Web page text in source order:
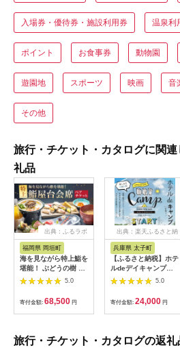
入場券・優待券・施設利用券 温泉利
ポイント お食事券 動物園
遊園地 スポーツ 映画 音
その他
旅行・チケット・カタログに関
礼品
出典：ふるラボ
福岡県 岡垣町
海を見ながら特上鮨を
堪能！ ぶどうの樹 鮨
屋台ペア お食事券 海
鮮 海 屋台 食事 ペア
福岡県 岡垣町
5.0
寄付金額: 68,500 円
出典：楽天ふるさと納
税
兵庫県 太子町
【ふるさと納税】ホテ
ルdeデイキャンプ体
験チケット
【1364991】
5.0
寄付金額: 24,000 円
旅行・チケット・カタログの返